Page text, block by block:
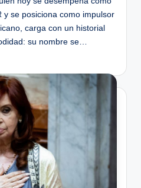
y se posiciona como impulsor
carga con un historial
su nombre se…